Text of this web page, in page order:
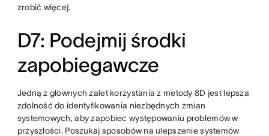
zrobić więcej.
D7: Podejmij środki
zapobiegawcze
Jedną z głównych zalet korzystania z metody 8D jest lepsza
zdolność do identyfikowania niezbędnych zmian
systemowych, aby zapobiec występowaniu problemów w
przyszłości. Poszukaj sposobów na ulepszenie systemów